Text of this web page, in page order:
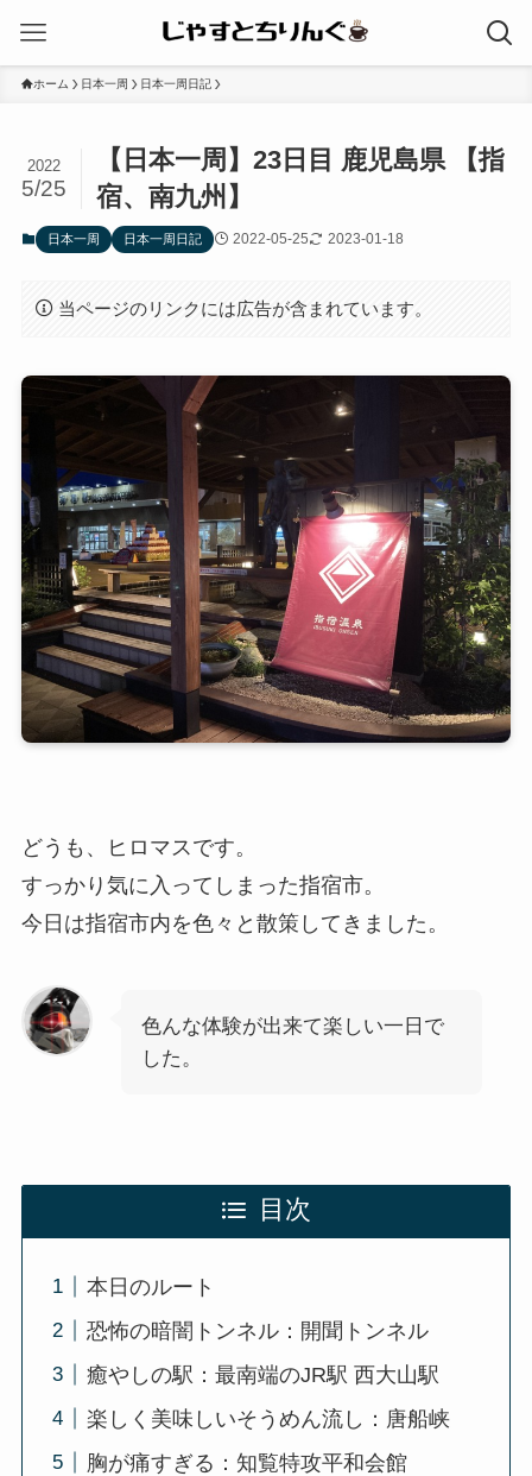
ホーム 日本一周 日本一周日記
【日本一周】23日目 鹿児島県 【指
宿、南九州】
2022
5/25
日本一周 日本一周日記 2022-05-25 2023-01-18
当ページのリンクには広告が含まれています。
どうも、ヒロマスです。
すっかり気に入ってしまった指宿市。
今日は指宿市内を色々と散策してきました。
色んな体験が出来て楽しい一日で
した。
目次
本日のルート
恐怖の暗闇トンネル：開聞トンネル
癒やしの駅：最南端のJR駅 西大山駅
楽しく美味しいそうめん流し：唐船峡
胸が痛すぎる：知覧特攻平和会館